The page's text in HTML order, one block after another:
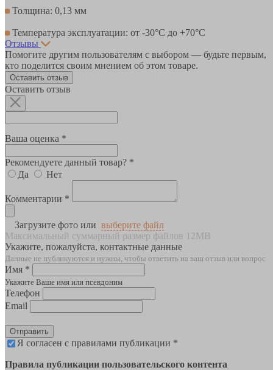
Толщина: 0,13 мм
Температура эксплуатации: от -30°С до +70°С
Отзывы
Помогите другим пользователям с выбором — будьте первым,
кто поделится своим мнением об этом товаре.
Оставить отзыв
Оставить отзыв
Ваша оценка *
Рекомендуете данный товар? *
Да
Нет
Комментарии *
Загрузите фото или выберите файл
Максимальный суммарный размер файлов 12MB
Укажите, пожалуйста, контактные данные
Данные не публикуются и нужны, чтобы ответить на ваш отзыв или вопрос
Имя *
Укажите Ваше имя или псевдоним
Телефон
Email
Отправить
Я согласен с правилами публикации *
Правила публикации пользовательского контента